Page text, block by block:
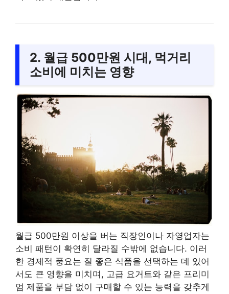
2. 월급 500만원 시대, 먹거리
소비에 미치는 영향
월급 500만원 이상을 버는 직장인이나 자영업자는
소비 패턴이 확연히 달라질 수밖에 없습니다. 이러
한 경제적 풍요는 질 좋은 식품을 선택하는 데 있어
서도 큰 영향을 미치며, 고급 요거트와 같은 프리미
엄 제품을 부담 없이 구매할 수 있는 능력을 갖추게